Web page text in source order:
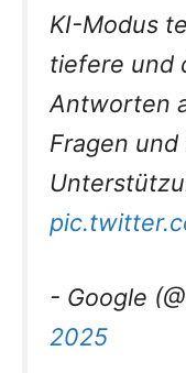
KI-Modus
tiefere und
Antworten
Fragen
- Google
2025